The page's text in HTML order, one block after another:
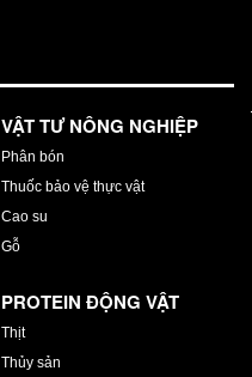
VẬT TƯ NÔNG NGHIỆP
Phân bón
Thuốc bảo vệ thực vật
Cao su
Gỗ
PROTEIN ĐỘNG VẬT
Thịt
Thủy sản